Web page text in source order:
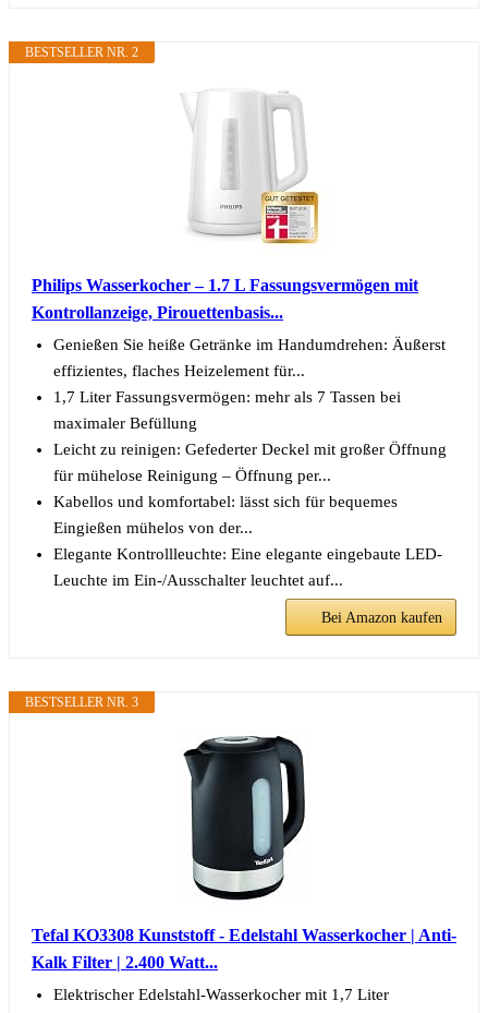
BESTSELLER NR. 2
Philips Wasserkocher – 1.7 L Fassungsvermögen mit
Kontrollanzeige, Pirouettenbasis...
Genießen Sie heiße Getränke im Handumdrehen: Äußerst
effizientes, flaches Heizelement für...
1,7 Liter Fassungsvermögen: mehr als 7 Tassen bei
maximaler Befüllung
Leicht zu reinigen: Gefederter Deckel mit großer Öffnung
für mühelose Reinigung – Öffnung per...
Kabellos und komfortabel: lässt sich für bequemes
Eingießen mühelos von der...
Elegante Kontrollleuchte: Eine elegante eingebaute LED-
Leuchte im Ein-/Ausschalter leuchtet auf...
Bei Amazon kaufen
BESTSELLER NR. 3
Tefal KO3308 Kunststoff - Edelstahl Wasserkocher | Anti-
Kalk Filter | 2.400 Watt...
Elektrischer Edelstahl-Wasserkocher mit 1,7 Liter